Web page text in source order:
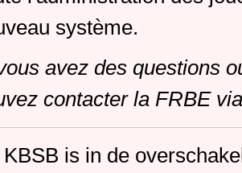
système.
avez des questions
contacter la FRBE
KBSB is in de